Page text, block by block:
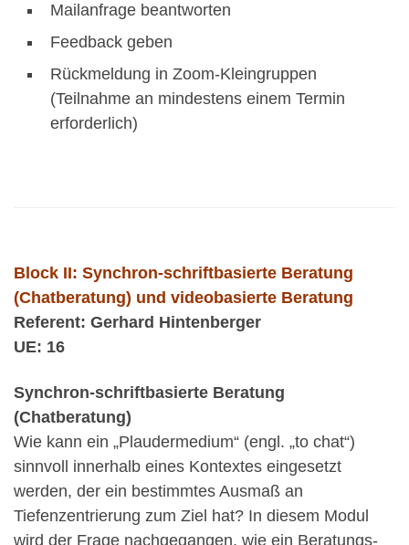
Mailanfrage beantworten
Feedback geben
Rückmeldung in Zoom-Kleingruppen
(Teilnahme an mindestens einem Termin
erforderlich)
Block II: Synchron-schriftbasierte Beratung
(Chatberatung) und videobasierte Beratung
Referent: Gerhard Hintenberger
UE: 16
Synchron-schriftbasierte Beratung
(Chatberatung)
Wie kann ein „Plaudermedium“ (engl. „to chat“)
sinnvoll innerhalb eines Kontextes eingesetzt
werden, der ein bestimmtes Ausmaß an
Tiefenzentrierung zum Ziel hat? In diesem Modul
wird der Frage nachgegangen, wie ein Beratungs-